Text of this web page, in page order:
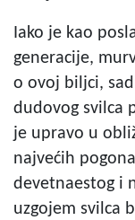
Iako je kao
generacije,
o ovoj biljci,
dudovog svilca
je upravo u
najvećih
devetnaestog i
uzgojem svilca